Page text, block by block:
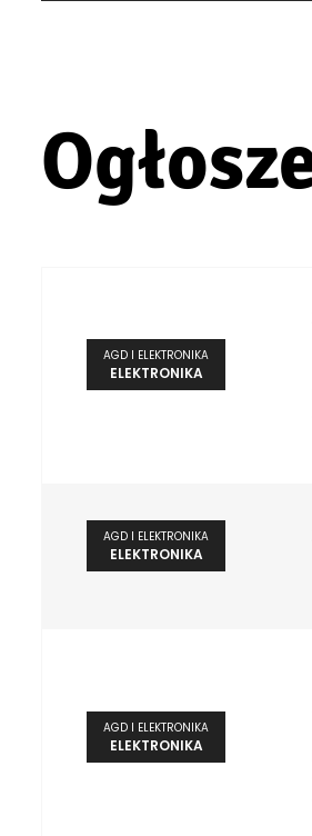
AGD I ELEKTRONIKA
ELEKTRONIKA
AGD I ELEKTRONIKA
ELEKTRONIKA
AGD I ELEKTRONIKA
ELEKTRONIKA